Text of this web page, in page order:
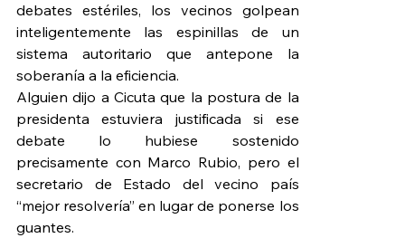
debates estériles, los vecinos golpean
inteligentemente las espinillas de un
sistema autoritario que antepone la
soberanía a la eficiencia.
Alguien dijo a Cicuta que la postura de la
presidenta estuviera justificada si ese
debate lo hubiese sostenido
precisamente con Marco Rubio, pero el
secretario de Estado del vecino país
“mejor resolvería” en lugar de ponerse los
guantes.